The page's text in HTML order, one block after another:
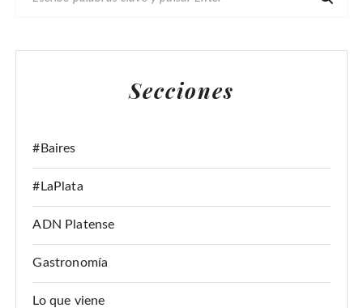
i
C
Secciones
#Baires
#LaPlata
ADN Platense
Gastronomía
Lo que viene